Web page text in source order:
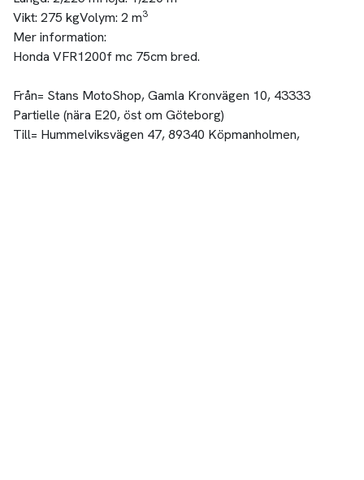
Vikt: 275 kgVolym: 2 m3
Mer information:
Honda VFR1200f mc 75cm bred.
Från= Stans MotoShop, Gamla Kronvägen 10, 43333
Partielle (nära E20, öst om Göteborg)
Till= Hummelviksvägen 47, 89340 Köpmanholmen,